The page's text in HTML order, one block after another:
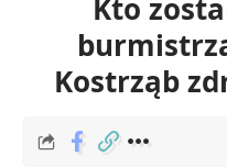
Kto
Kostrząb